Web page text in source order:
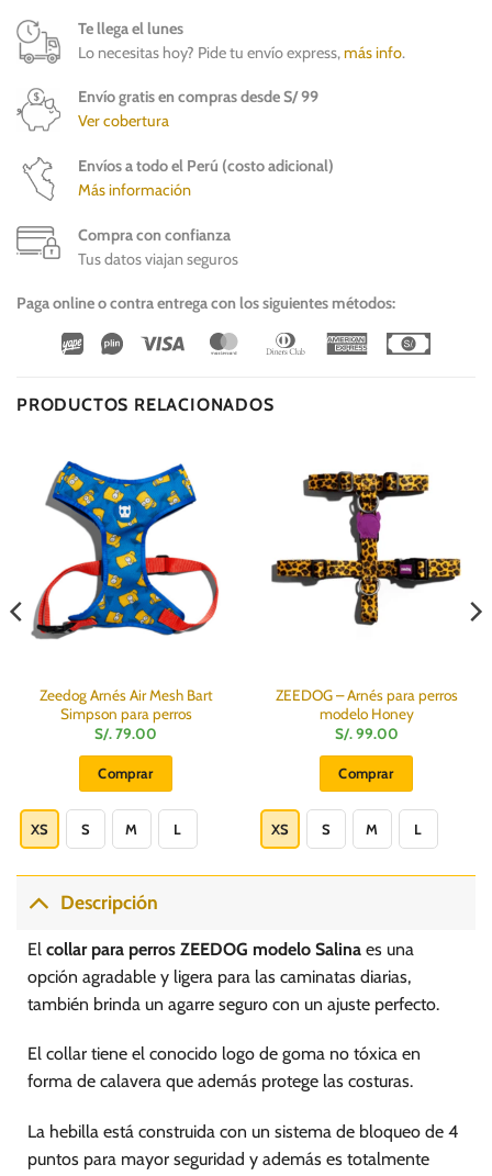
Te llega el lunes
Lo necesitas hoy? Pide tu envío express,más info.
Envío gratis en compras desde S/ 99
Ver cobertura
Envíos a todo el Perú (costo adicional)
Más información
Compra con confianza
Tus datos viajan seguros
Paga online o contra entrega con los siguientes métodos:
Wirecard
Vipps Visa MasterCardDinners
American
PRODUCTOS RELACIONADOS
Zeedog Arnés Air Mesh Bart
Simpson para perros
S/.79.00
Comprar
producto
tiene
variantes.
opciones
se
pueden
elegir
la
página
producto
XS S M L
ZEEDOG – Arnés para perros
modelo Honey
S/.99.00
Comprar
producto
tiene
pueden
elegir
la
página
producto
XS S M L
Descripción
El collar para perros ZEEDOG modelo Salina es una
opción agradable y ligera para las caminatas diarias,
también brinda un agarre seguro con un ajuste perfecto.
El collar tiene el conocido logo de goma no tóxica en
forma de calavera que además protege las costuras.
La hebilla está construida con un sistema de bloqueo de 4
puntos para mayor seguridad y además es totalmente